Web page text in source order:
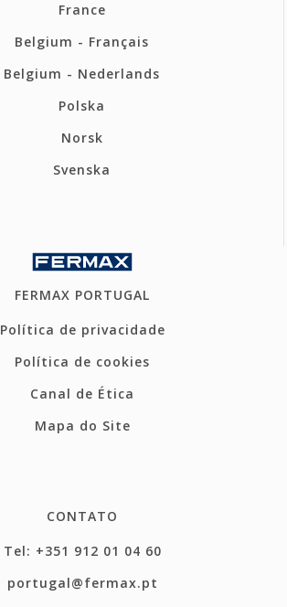
France
Belgium - Français
Belgium - Nederlands
Polska
Norsk
Svenska
FERMAX PORTUGAL
Política de privacidade
Política de cookies
Canal de Ética
Mapa do Site
CONTATO
Tel: +351 912 01 04 60
portugal@fermax.pt